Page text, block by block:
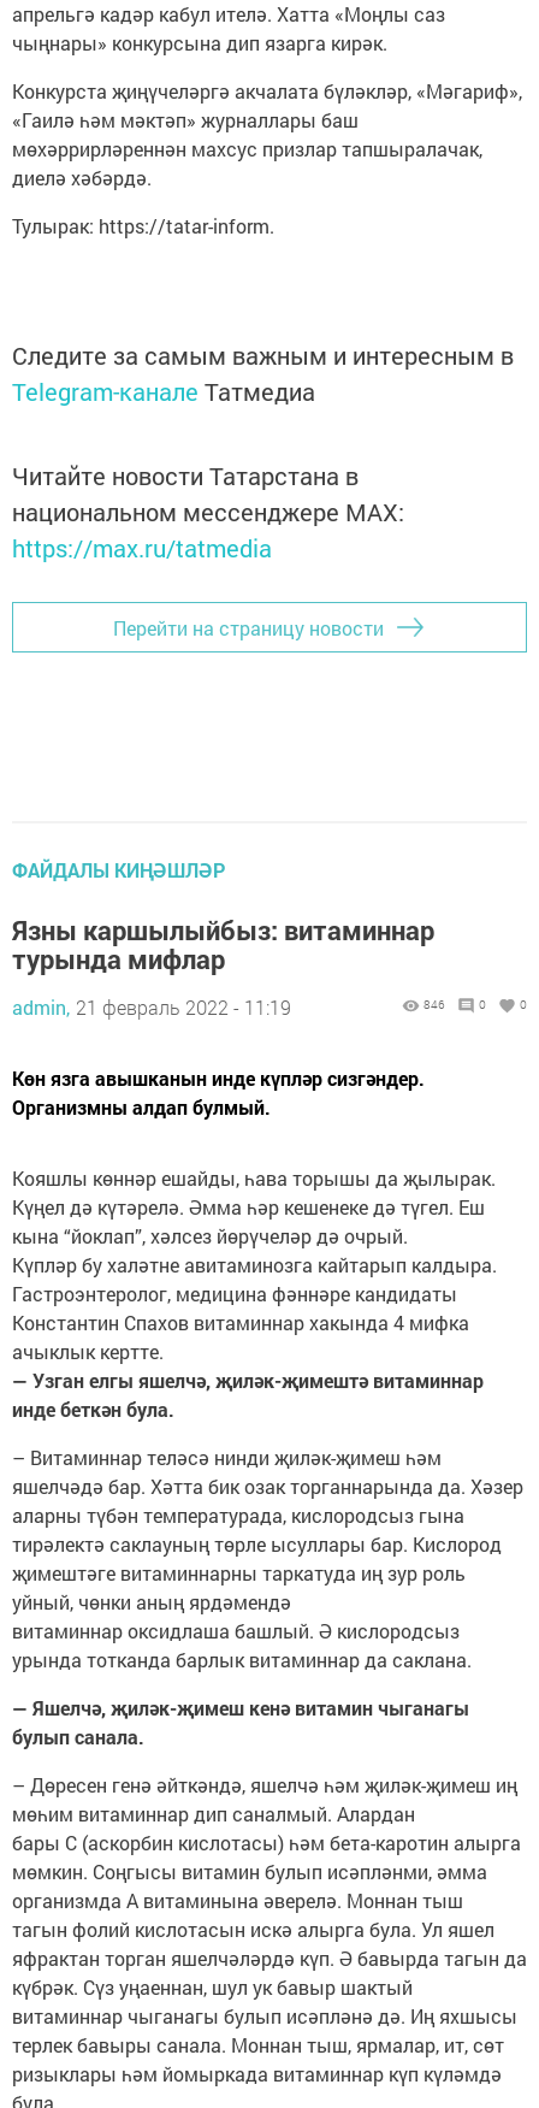
апрельгә кадәр кабул ителә. Хатта «Моңлы саз
чыңнары» конкурсына дип язарга кирәк.
Конкурста җиңүчеләргә акчалата бүләкләр, «Мәгариф»,
«Гаилә һәм мәктәп» журналлары баш
мөхәррирләреннән махсус призлар тапшыралачак,
диелә хәбәрдә.
Тулырак: https://tatar-inform.
Следите за самым важным и интересным в
Telegram-канале Татмедиа
Читайте новости Татарстана в
национальном мессенджере MАХ:
https://max.ru/tatmedia
Перейти на страницу новости
ФАЙДАЛЫ КИҢӘШЛӘР
Язны каршылыйбыз: витаминнар
турында мифлар
admin, 21 февраль 2022 - 11:19 846 0 0
Көн язга авышканын инде күпләр сизгәндер.
Организмны алдап булмый.
Кояшлы көннәр ешайды, һава торышы да җылырак.
Күңел дә күтәрелә. Әмма һәр кешенеке дә түгел. Еш
кына “йоклап”, хәлсез йөрүчеләр дә очрый.
Күпләр бу халәтне авитаминозга кайтарып калдыра.
Гастроэнтеролог, медицина фәннәре кандидаты
Константин Спахов витаминнар хакында 4 мифка
ачыклык кертте.
— Узган елгы яшелчә, җиләк-җимештә витаминнар
инде беткән була.
– Витаминнар теләсә нинди җиләк-җимеш һәм
яшелчәдә бар. Хәтта бик озак торганнарында да. Хәзер
аларны түбән температурада, кислородсыз гына
тирәлектә саклауның төрле ысуллары бар. Кислород
җимештәге витаминнарны таркатуда иң зур роль
уйный, чөнки аның ярдәмендә
витаминнар оксидлаша башлый. Ә кислородсыз
урында тотканда барлык витаминнар да саклана.
— Яшелчә, җиләк-җимеш кенә витамин чыганагы
булып санала.
– Дөресен генә әйткәндә, яшелчә һәм җиләк-җимеш иң
мөһим витаминнар дип саналмый. Алардан
бары С (аскорбин кислотасы) һәм бета-каротин алырга
мөмкин. Соңгысы витамин булып исәпләнми, әмма
организмда А витаминына әверелә. Моннан тыш
тагын фолий кислотасын искә алырга була. Ул яшел
яфрактан торган яшелчәләрдә күп. Ә бавырда тагын да
күбрәк. Сүз уңаеннан, шул ук бавыр шактый
витаминнар чыганагы булып исәпләнә дә. Иң яхшысы
терлек бавыры санала. Моннан тыш, ярмалар, ит, сөт
ризыклары һәм йомыркада витаминнар күп күләмдә